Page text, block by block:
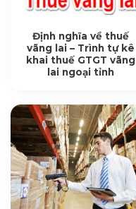
Định nghĩa về thuế
vãng lai – Trình tự kê
khai thuế GTGT vãng
lai ngoại tỉnh